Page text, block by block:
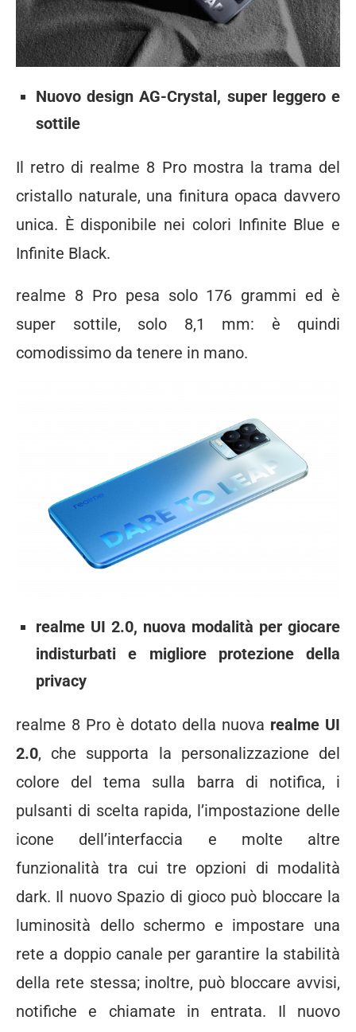
Nuovo design AG-Crystal, super leggero e
sottile
Il retro di realme 8 Pro mostra la trama del
cristallo naturale, una finitura opaca davvero
unica. È disponibile nei colori Infinite Blue e
Infinite Black.
realme 8 Pro pesa solo 176 grammi ed è
super sottile, solo 8,1 mm: è quindi
comodissimo da tenere in mano.
realme UI 2.0, nuova modalità per giocare
indisturbati e migliore protezione della
privacy
realme 8 Pro è dotato della nuova realme UI
2.0, che supporta la personalizzazione del
colore del tema sulla barra di notifica, i
pulsanti di scelta rapida, l’impostazione delle
icone dell’interfaccia e molte altre
funzionalità tra cui tre opzioni di modalità
dark. Il nuovo Spazio di gioco può bloccare la
luminosità dello schermo e impostare una
rete a doppio canale per garantire la stabilità
della rete stessa; inoltre, può bloccare avvisi,
notifiche e chiamate in entrata. Il nuovo